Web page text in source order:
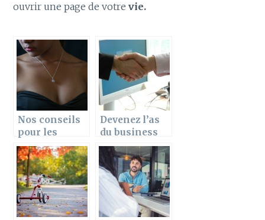
ouvrir une page de votrevie.
Nos conseils
pour les
cadeaux de
fins d’annee
Devenez l’as
du business
en sachant
quel type
d’entreprise
créer